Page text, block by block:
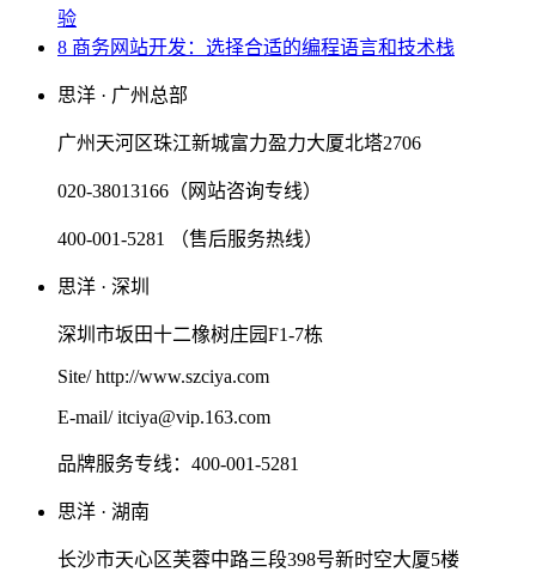
验
8 商务网站开发：选择合适的编程语言和技术栈
思洋 · 广州总部
广州天河区珠江新城富力盈力大厦北塔2706
020-38013166（网站咨询专线）
400-001-5281 （售后服务热线）
思洋 · 深圳
深圳市坂田十二橡树庄园F1-7栋
Site/ http://www.szciya.com
E-mail/ itciya@vip.163.com
品牌服务专线：400-001-5281
思洋 · 湖南
长沙市天心区芙蓉中路三段398号新时空大厦5楼